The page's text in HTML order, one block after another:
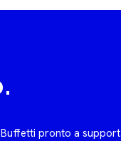
pronto a